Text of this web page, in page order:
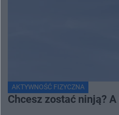
AKTYWNOŚĆ FIZYCZNA
Chcesz zostać ninją?